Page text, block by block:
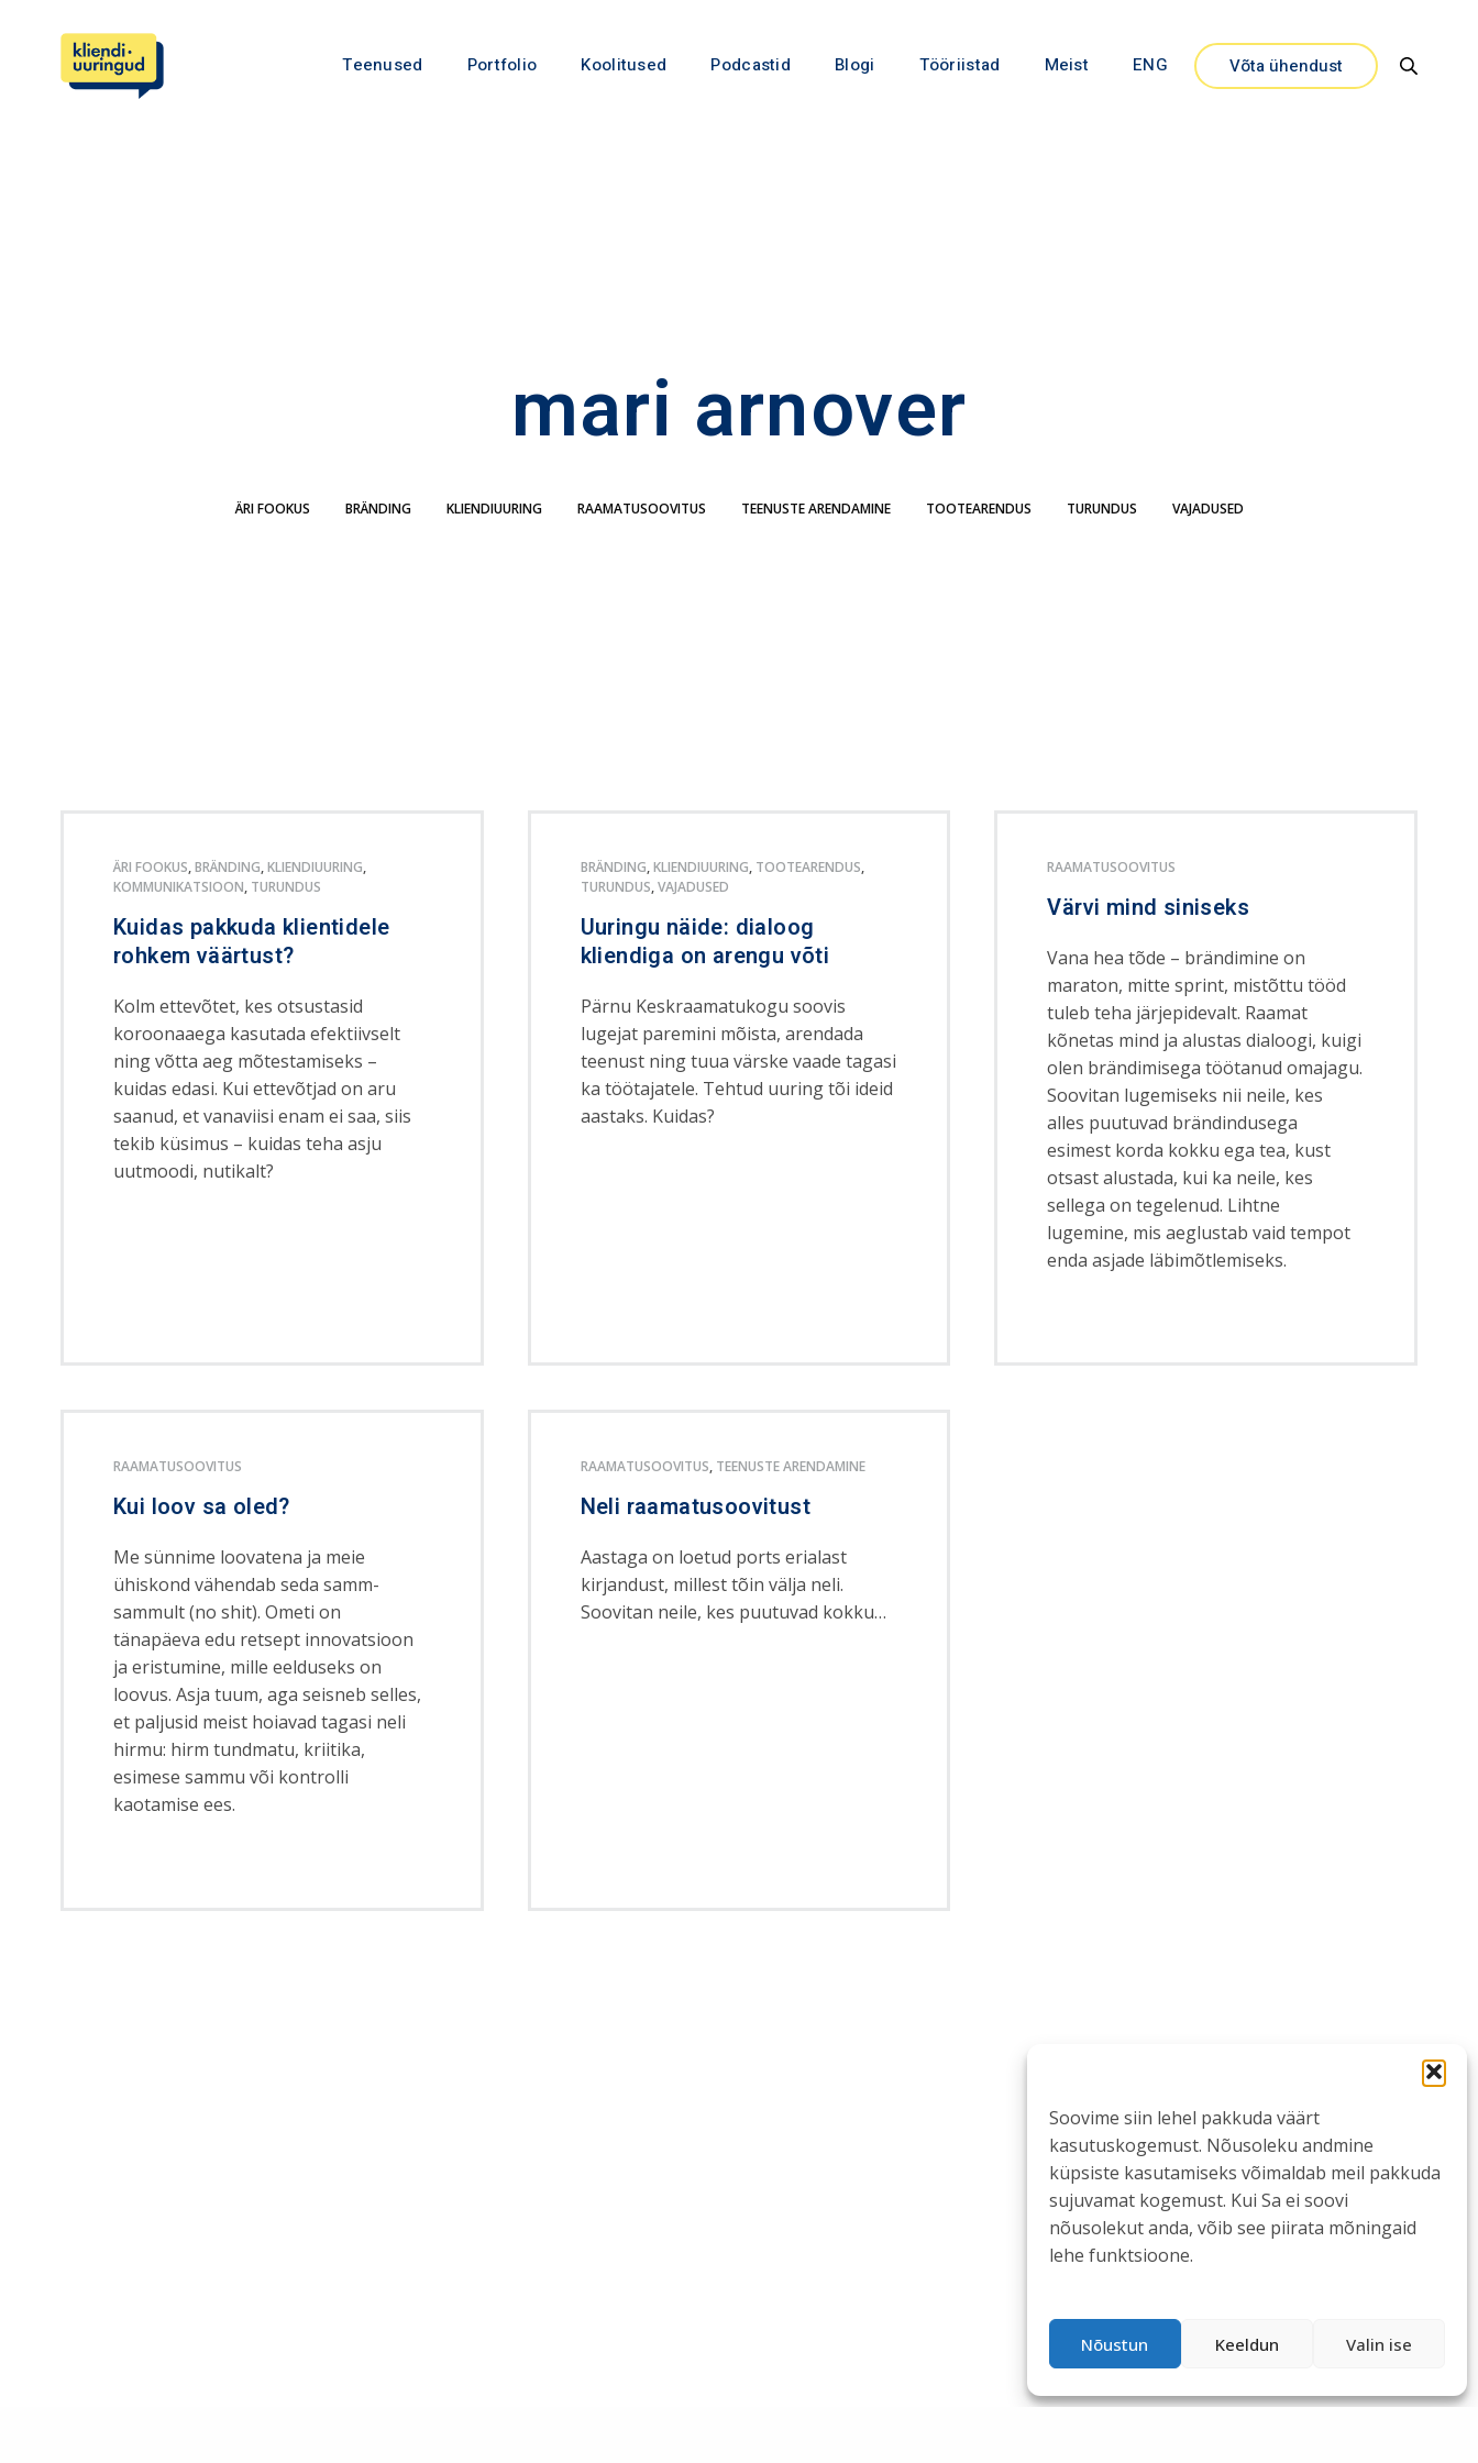
Soovime siin lehel pakkuda väärt
kasutuskogemust. Nõusoleku andmine
küpsiste kasutamiseks võimaldab meil pakkuda
sujuvamat kogemust. Kui Sa ei soovi
nõusolekut anda, võib see piirata mõningaid
lehe funktsioone.
Nõustun Keeldun Valin ise
Teenused Portfolio Koolitused Podcastid Blogi Tööriistad Meist ENG Võta ühendust
mari arnover
ÄRI FOOKUS BRÄNDING KLIENDIUURING RAAMATUSOOVITUS TEENUSTE ARENDAMINE TOOTEARENDUS TURUNDUS VAJADUSED
ÄRI FOOKUS,BRÄNDING,KLIENDIUURING,
KOMMUNIKATSIOON, TURUNDUS
Kuidas pakkuda klientidele
rohkem väärtust?
Kolm ettevõtet, kes otsustasid
koroonaaega kasutada efektiivselt
ning võtta aeg mõtestamiseks –
kuidas edasi. Kui ettevõtjad on aru
saanud, et vanaviisi enam ei saa, siis
tekib küsimus – kuidas teha asju
uutmoodi, nutikalt?
BRÄNDING,KLIENDIUURING, TOOTEARENDUS,
TURUNDUS,VAJADUSED
Uuringu näide: dialoog
kliendiga on arengu võti
Pärnu Keskraamatukogu soovis
lugejat paremini mõista, arendada
teenust ning tuua värske vaade tagasi
ka töötajatele. Tehtud uuring tõi ideid
aastaks. Kuidas?
RAAMATUSOOVITUS
Värvi mind siniseks
Vana hea tõde – brändimine on
maraton, mitte sprint, mistõttu tööd
tuleb teha järjepidevalt. Raamat
kõnetas mind ja alustas dialoogi, kuigi
olen brändimisega töötanud omajagu.
Soovitan lugemiseks nii neile, kes
alles puutuvad brändindusega
esimest korda kokku ega tea, kust
otsast alustada, kui ka neile, kes
sellega on tegelenud. Lihtne
lugemine, mis aeglustab vaid tempot
enda asjade läbimõtlemiseks.
RAAMATUSOOVITUS
Kui loov sa oled?
Me sünnime loovatena ja meie
ühiskond vähendab seda samm-
sammult (no shit). Ometi on
tänapäeva edu retsept innovatsioon
ja eristumine, mille eelduseks on
loovus. Asja tuum, aga seisneb selles,
et paljusid meist hoiavad tagasi neli
hirmu: hirm tundmatu, kriitika,
esimese sammu või kontrolli
kaotamise ees.
RAAMATUSOOVITUS, TEENUSTE ARENDAMINE
Neli raamatusoovitust
Aastaga on loetud ports erialast
kirjandust, millest tõin välja neli.
Soovitan neile, kes puutuvad kokku…